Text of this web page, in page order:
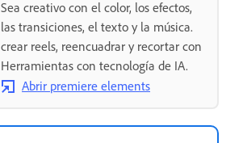
Sea creativo con el color, los efectos,
las transiciones, el texto y la música.
crear reels, reencuadrar y recortar con
Herramientas con tecnología de IA.
Abrir premiere elements